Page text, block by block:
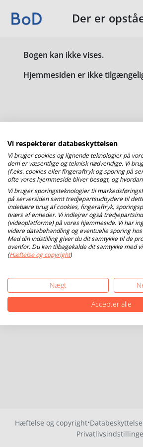
Der er
Bogen kan ikke vises.
Hjemmesiden er ikke
Hæftelse og copyright·Databeskyttelse
Vi respekterer databeskyttelsen
Vi bruger cookies og lignende teknologier på
dem er væsentlige og teknisk nødvendige. Vi
(f.eks. cookies eller fingeraftryk og sporing på
ofte vores hjemmeside bliver besøgt, og
Vi bruger sporingsteknologier til
på serversiden samt tredjepartsudbydere til
indebære brug af cookies, fingeraftryk,
tværs af enheder. Vi indlejrer også
(videoplatforme) på vores hjemmeside. Vi har
videre databehandling og eventuelle sporing
Med din indstilling giver du dit samtykke til de
ovenfor. Du kan tilbagekalde dit samtykke med
(Hæftelse og copyright)
Nægt
Accepter alle